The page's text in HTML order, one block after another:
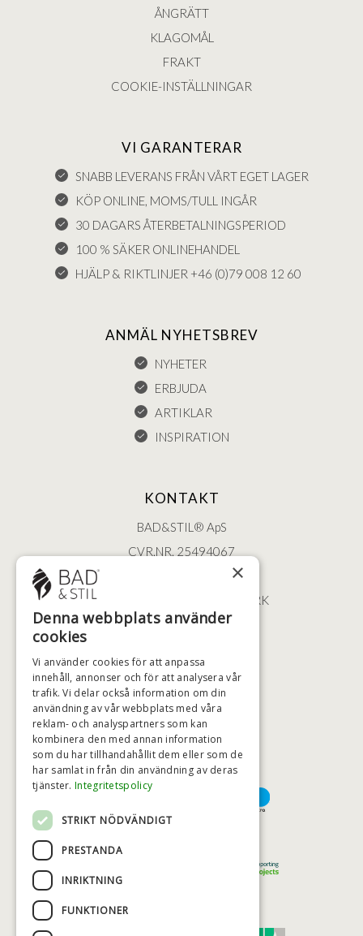
ÅNGRÄTT
KLAGOMÅL
FRAKT
COOKIE-INSTÄLLNINGAR
VI GARANTERAR
SNABB LEVERANS FRÅN VÅRT EGET LAGER
KÖP ONLINE, MOMS/TULL INGÅR
30 DAGARS ÅTERBETALNINGSPERIOD
100 % SÄKER ONLINEHANDEL
HJÄLP & RIKTLINJER +46 (0)79 008 12 60
ANMÄL NYHETSBREV
NYHETER
ERBJUDA
ARTIKLAR
INSPIRATION
KONTAKT
BAD&STIL® ApS
CVR.NR. 25494067
ØSTERBROGADE 202
2100 KØBENHAVN • DANMARK
+46 (0)79 008 12 60
HÖGSTA KREDITVÄRDIGHET
BETALNINGSALTERNATIV
×
Denna webbplats använder
cookies
Vi använder cookies för att anpassa
innehåll, annonser och för att analysera vår
trafik. Vi delar också information om din
användning av vår webbplats med våra
reklam- och analyspartners som kan
kombinera den med annan information
som du har tillhandahållit dem eller som de
har samlat in från din användning av deras
tjänster. Integritetspolicy
STRIKT NÖDVÄNDIGT
PRESTANDA
INRIKTNING
FUNKTIONER